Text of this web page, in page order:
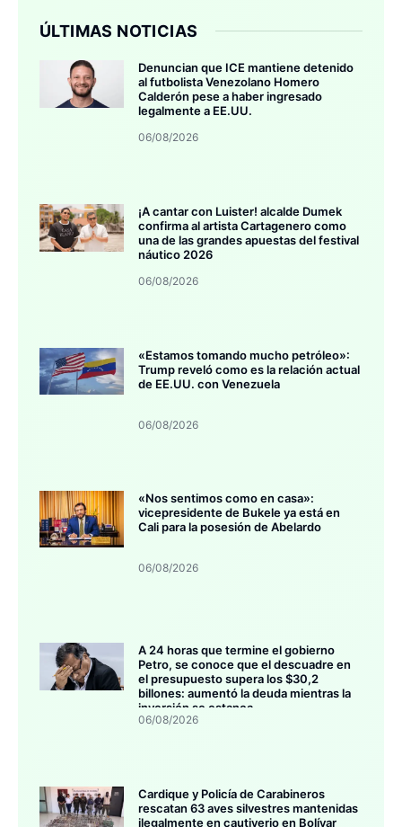
ÚLTIMAS NOTICIAS
Denuncian que ICE mantiene detenido
al futbolista Venezolano Homero
Calderón pese a haber ingresado
legalmente a EE.UU.
06/08/2026
¡A cantar con Luister! alcalde Dumek
confirma al artista Cartagenero como
una de las grandes apuestas del festival
náutico 2026
06/08/2026
«Estamos tomando mucho petróleo»:
Trump reveló como es la relación actual
de EE.UU. con Venezuela
06/08/2026
«Nos sentimos como en casa»:
vicepresidente de Bukele ya está en
Cali para la posesión de Abelardo
06/08/2026
A 24 horas que termine el gobierno
Petro, se conoce que el descuadre en
el presupuesto supera los $30,2
billones: aumentó la deuda mientras la
inversión se estanca
06/08/2026
Cardique y Policía de Carabineros
rescatan 63 aves silvestres mantenidas
ilegalmente en cautiverio en Bolívar